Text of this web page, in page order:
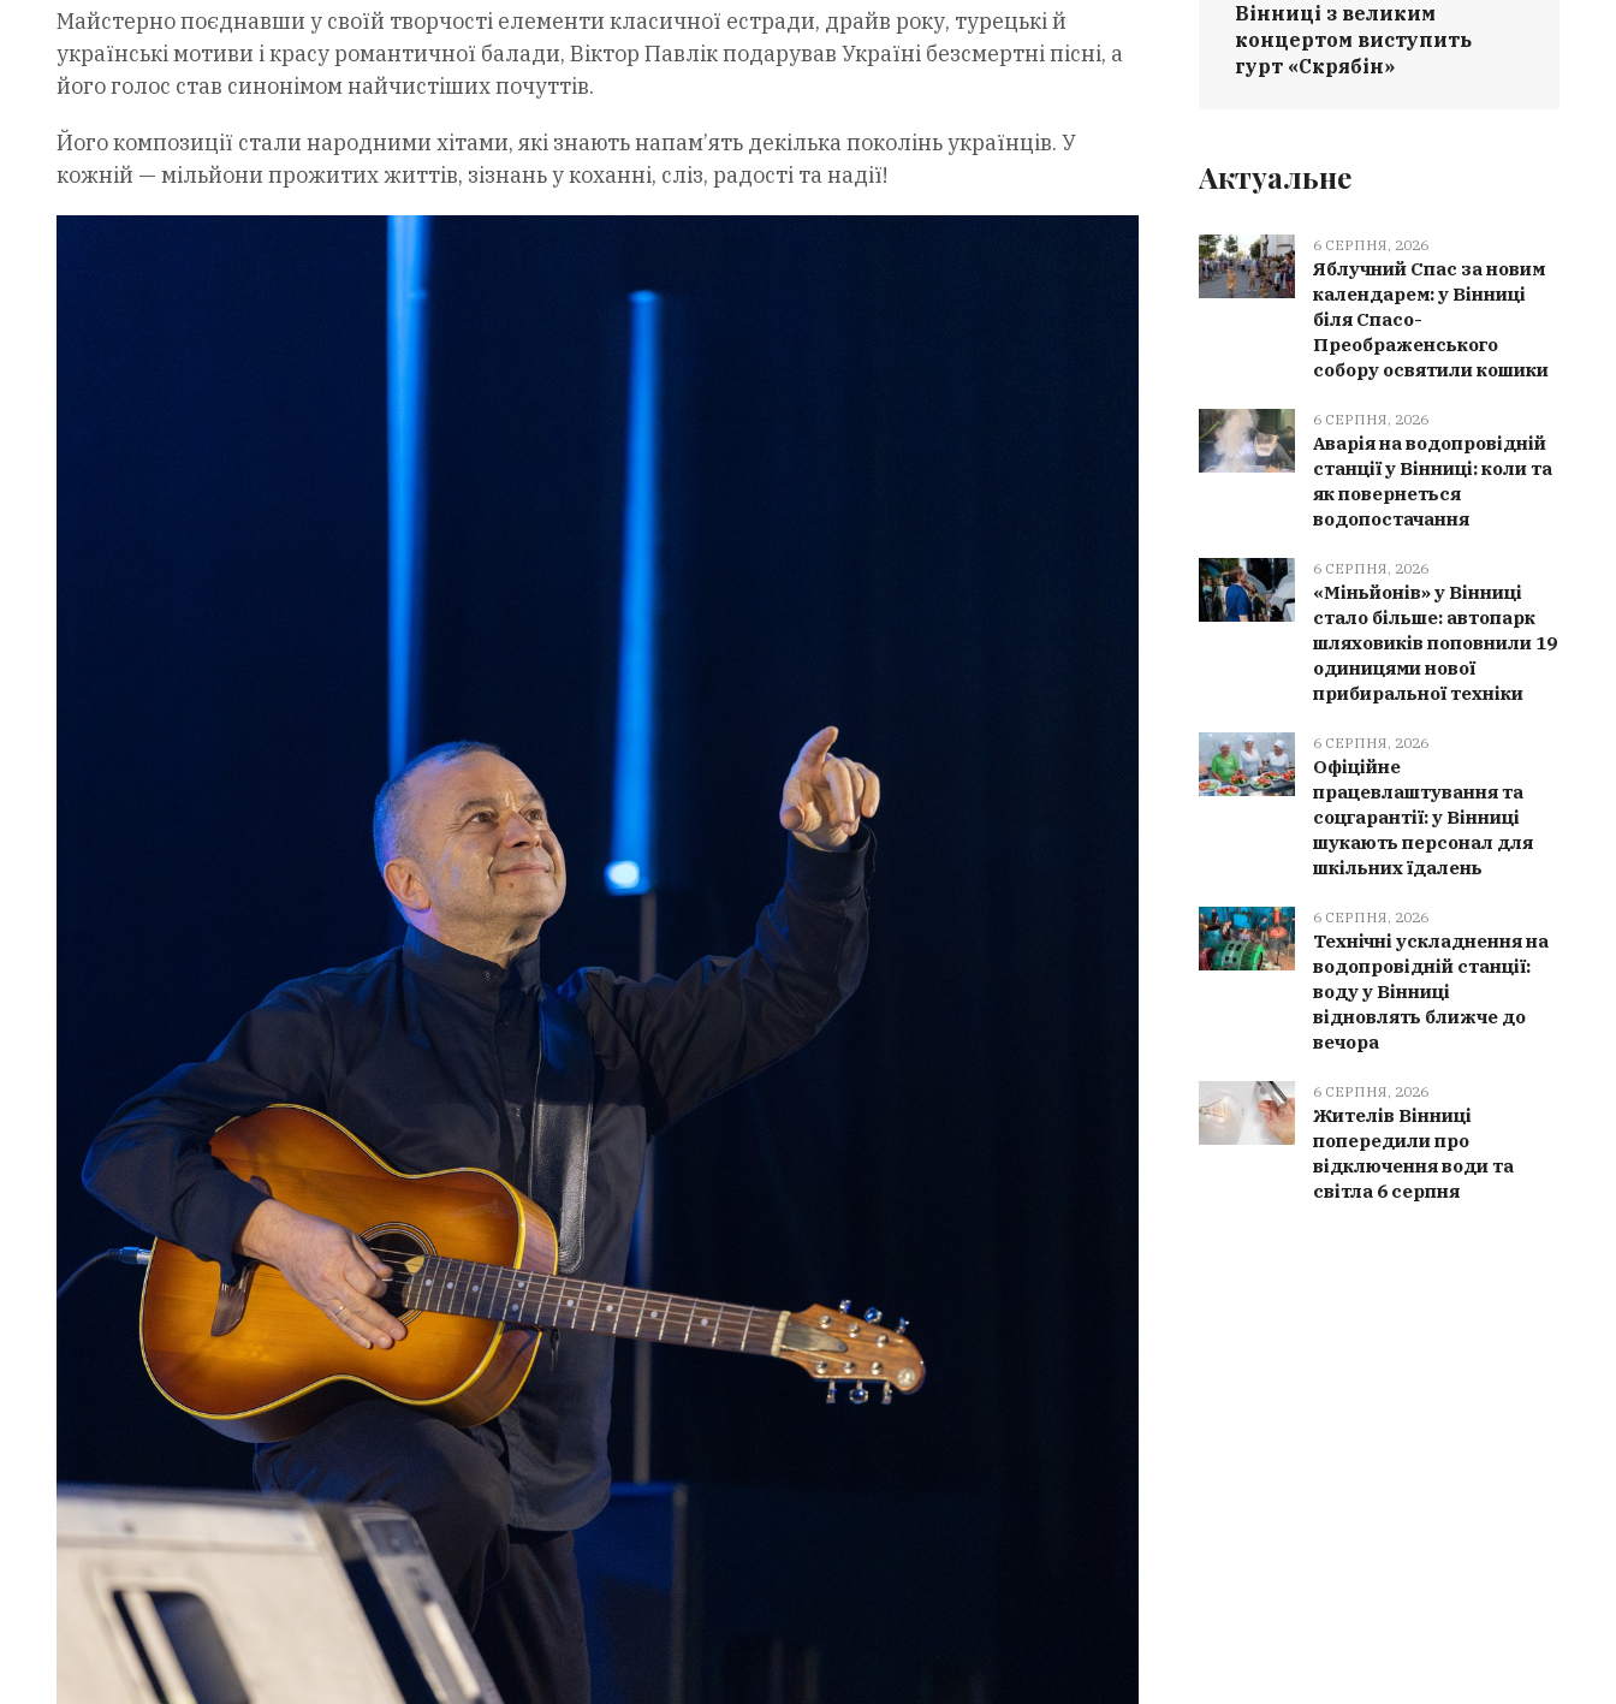
Майстерно поєднавши у своїй творчості елементи класичної естради, драйв року, турецькі й
українські мотиви і красу романтичної балади, Віктор Павлік подарував Україні безсмертні пісні, а
його голос став синонімом найчистіших почуттів.
Його композиції стали народними хітами, які знають напам’ять декілька поколінь українців. У
кожній — мільйони прожитих життів, зізнань у коханні, сліз, радості та надії!
Вінниці з великим
концертом виступить
гурт «Скрябін»
Актуальне
6 СЕРПНЯ, 2026
Яблучний Спас за новим
календарем: у Вінниці
біля Спасо-
Преображенського
собору освятили кошики
6 СЕРПНЯ, 2026
Аварія на водопровідній
станції у Вінниці: коли та
як повернеться
водопостачання
6 СЕРПНЯ, 2026
«Міньйонів» у Вінниці
стало більше: автопарк
шляховиків поповнили 19
одиницями нової
прибиральної техніки
6 СЕРПНЯ, 2026
Офіційне
працевлаштування та
соцгарантії: у Вінниці
шукають персонал для
шкільних їдалень
6 СЕРПНЯ, 2026
Технічні ускладнення на
водопровідній станції:
воду у Вінниці
відновлять ближче до
вечора
6 СЕРПНЯ, 2026
Жителів Вінниці
попередили про
відключення води та
світла 6 серпня